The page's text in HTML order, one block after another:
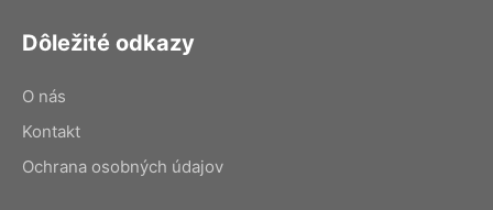
Dôležité odkazy
O nás
Kontakt
Ochrana osobných údajov